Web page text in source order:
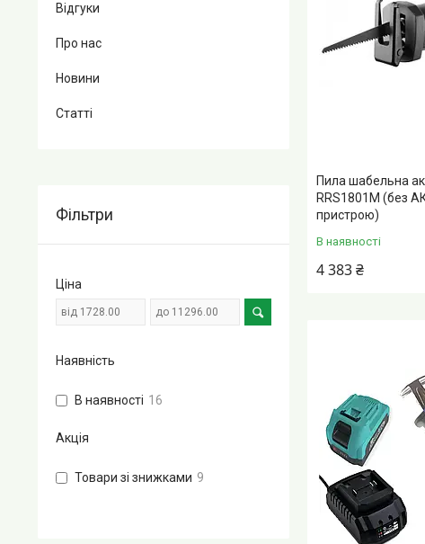
Пила шабельна
RRS1801M (без
пристрою)
В наявності
4 383 ₴
Відгуки
Про нас
Новини
Статті
Фільтри
Ціна
Наявність
В наявності 16
Акція
Товари зі знижками 9